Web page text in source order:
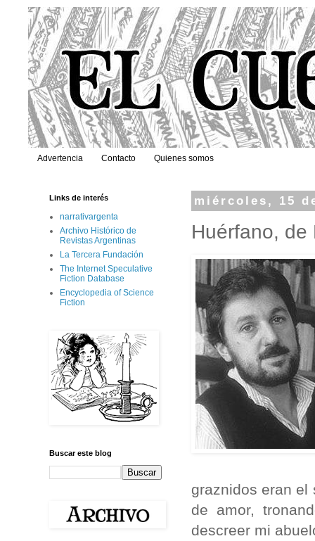
Advertencia Contacto Quienes somos
miércoles, 15
Huérfano, de
graznidos eran el
de amor,
descreer mi
Links de interés
narrativargenta
Archivo Histórico de
Revistas Argentinas
La Tercera Fundación
The Internet Speculative
Fiction Database
Encyclopedia of Science
Fiction
Buscar este blog